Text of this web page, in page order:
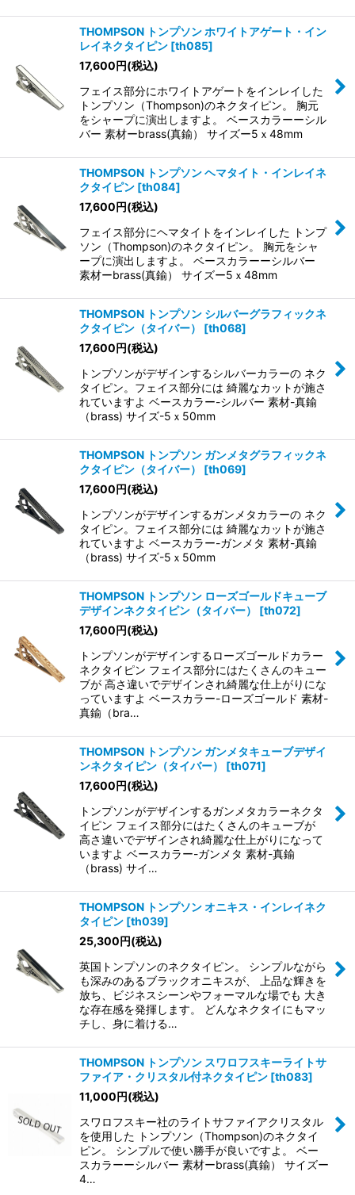
THOMPSON トンプソン ホワイトアゲート・イン
レイネクタイピン [th085]
17,600円(税込)
フェイス部分にホワイトアゲートをインレイした
トンプソン（Thompson)のネクタイピン。 胸元
をシャープに演出しますよ。 ベースカラーーシル
バー 素材ーbrass(真鍮） サイズー5ｘ48mm
THOMPSON トンプソン ヘマタイト・インレイネ
クタイピン [th084]
17,600円(税込)
フェイス部分にヘマタイトをインレイした トンプ
ソン（Thompson)のネクタイピン。 胸元をシャ
ープに演出しますよ。 ベースカラーーシルバー
素材ーbrass(真鍮） サイズー5ｘ48mm
THOMPSON トンプソン シルバーグラフィックネ
クタイピン（タイバー）
[th068]
17,600円(税込)
トンプソンがデザインするシルバーカラーの ネク
タイピン。フェイス部分には 綺麗なカットが施さ
れていますよ ベースカラー-シルバー 素材-真鍮
（brass) サイズ-5ｘ50mm
THOMPSON トンプソン ガンメタグラフィックネ
クタイピン（タイバー）
[th069]
17,600円(税込)
トンプソンがデザインするガンメタカラーの ネク
タイピン。フェイス部分には 綺麗なカットが施さ
れていますよ ベースカラー-ガンメタ 素材-真鍮
（brass) サイズ-5ｘ50mm
THOMPSON トンプソン ローズゴールドキューブ
デザインネクタイピン（タイバー）
[th072]
17,600円(税込)
トンプソンがデザインするローズゴールドカラー
ネクタイピン フェイス部分にはたくさんのキュー
ブが 高さ違いでデザインされ綺麗な仕上がりにな
っていますよ ベースカラー-ローズゴールド 素材-
真鍮（bra…
THOMPSON トンプソン ガンメタキューブデザイ
ンネクタイピン（タイバー）
[th071]
17,600円(税込)
トンプソンがデザインするガンメタカラーネクタ
イピン フェイス部分にはたくさんのキューブが
高さ違いでデザインされ綺麗な仕上がりになって
いますよ ベースカラー-ガンメタ 素材-真鍮
（brass) サイ…
THOMPSON トンプソン オニキス・インレイネク
タイピン [th039]
25,300円(税込)
英国トンプソンのネクタイピン。 シンプルながら
も深みのあるブラックオニキスが、 上品な輝きを
放ち、ビジネスシーンやフォーマルな場でも 大き
な存在感を発揮します。 どんなネクタイにもマッ
チし、身に着ける…
THOMPSON トンプソン スワロフスキーライトサ
ファイア・クリスタル付ネクタイピン [th083]
11,000円(税込)
スワロフスキー社のライトサファイアクリスタル
を使用した トンプソン（Thompson)のネクタイ
ピン。 シンプルで使い勝手が良いですよ。 ベー
スカラーーシルバー 素材ーbrass(真鍮） サイズー
4…